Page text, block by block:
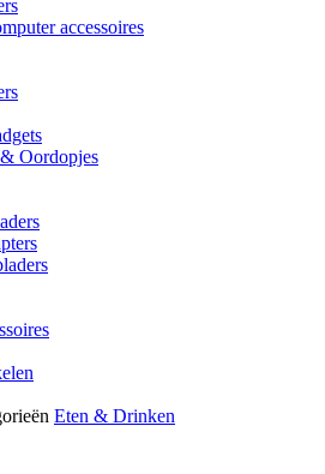
accessoires
Oordopjes
Eten & Drinken